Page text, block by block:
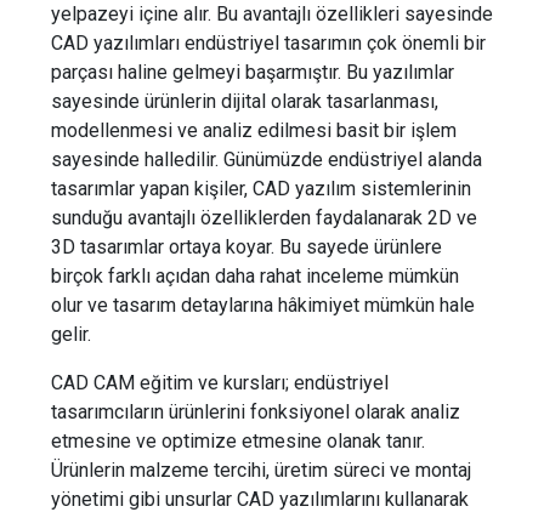
yelpazeyi içine alır. Bu avantajlı özellikleri sayesinde
CAD yazılımları endüstriyel tasarımın çok önemli bir
parçası haline gelmeyi başarmıştır. Bu yazılımlar
sayesinde ürünlerin dijital olarak tasarlanması,
modellenmesi ve analiz edilmesi basit bir işlem
sayesinde halledilir. Günümüzde endüstriyel alanda
tasarımlar yapan kişiler, CAD yazılım sistemlerinin
sunduğu avantajlı özelliklerden faydalanarak 2D ve
3D tasarımlar ortaya koyar. Bu sayede ürünlere
birçok farklı açıdan daha rahat inceleme mümkün
olur ve tasarım detaylarına hâkimiyet mümkün hale
gelir.
CAD CAM eğitim ve kursları; endüstriyel
tasarımcıların ürünlerini fonksiyonel olarak analiz
etmesine ve optimize etmesine olanak tanır.
Ürünlerin malzeme tercihi, üretim süreci ve montaj
yönetimi gibi unsurlar CAD yazılımlarını kullanarak